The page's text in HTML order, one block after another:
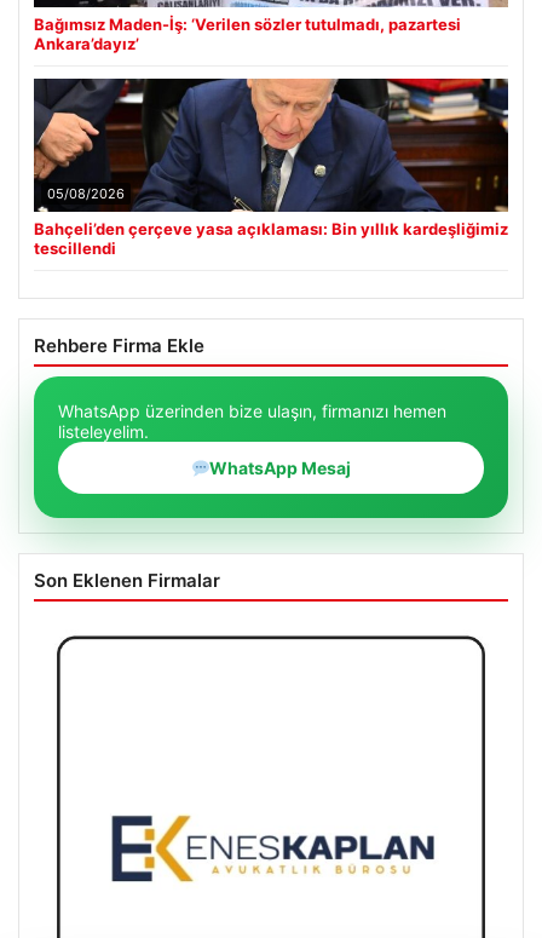
Bağımsız Maden-İş: ‘Verilen sözler tutulmadı, pazartesi
Ankara’dayız’
05/08/2026
Bahçeli’den çerçeve yasa açıklaması: Bin yıllık kardeşliğimiz
tescillendi
Rehbere Firma Ekle
WhatsApp üzerinden bize ulaşın, firmanızı hemen
listeleyelim.
WhatsApp Mesaj
Son Eklenen Firmalar